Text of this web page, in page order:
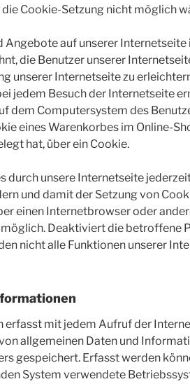
Cookie-Setzung nicht möglich
auf unserer
die Benutzer unserer
unserer Internetseite zu
jedem Besuch der Internetseite
dem Computersystem des
eines Warenkorbes im Online-
hat, über ein Cookie.
durch unsere Internetseite
und damit der Setzung von
einen Internetbrowser oder
Deaktiviert die betroffene
nicht alle Funktionen unserer
mit jedem Aufruf der
allgemeinen Daten und
gespeichert. Erfasst werden
System verwendete